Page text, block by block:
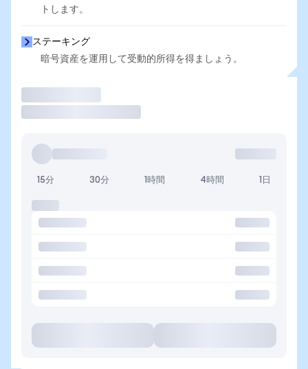
トします。
ステーキング
暗号資産を運用して受動的所得を得ましょう。
15分 30分 1時間 4時間 1日